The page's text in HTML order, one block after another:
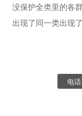
没保护全类里的各
出现了同一类出现
电